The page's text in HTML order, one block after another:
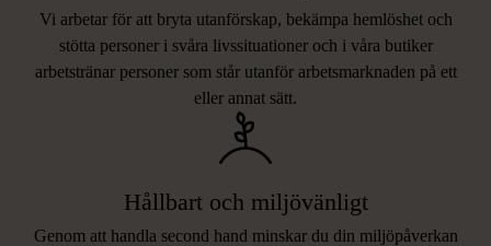
Vi arbetar för att bryta utanförskap, bekämpa hemlöshet och
stötta personer i svåra livssituationer och i våra butiker
arbetstränar personer som står utanför arbetsmarknaden på ett
eller annat sätt.
Hållbart och miljövänligt
Genom att handla second hand minskar du din miljöpåverkan